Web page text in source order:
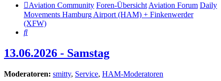
Aviation Community Foren-ÜbersichtAviation Forum Daily
Movements Hamburg Airport (HAM) + Finkenwerder
(XFW)
Suche
13.06.2026 - Samstag
Moderatoren: smitty, Service, HAM-Moderatoren